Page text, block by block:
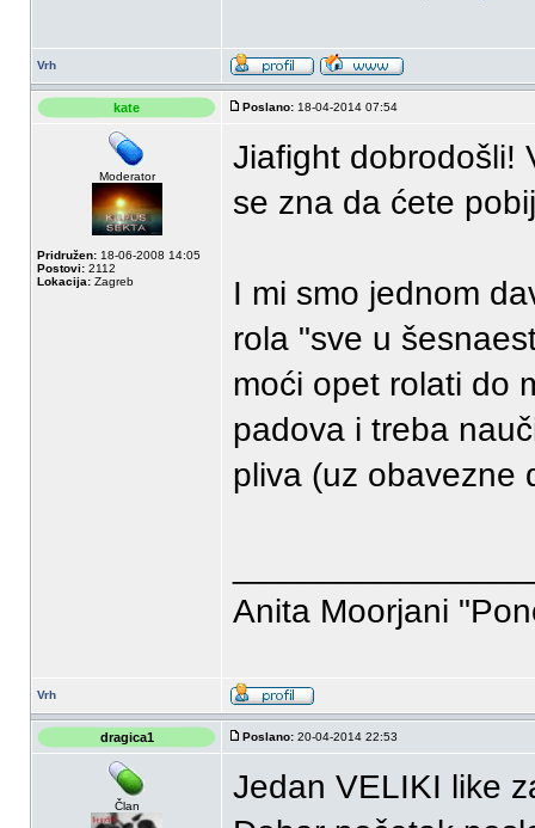
Vrh
kate Poslano: 18-04-2014 07:54
Moderator
Pridružen: 18-06-2008 14:05
Postovi: 2112
Lokacija: Zagreb
Jiafight dobrodošli!
se zna da ćete
I mi smo jednom
rola "sve u
moći opet rolati do
padova i treba
pliva (uz obavezne
Anita Moorjani
Vrh
dragica1 Poslano: 20-04-2014 22:53
Član
Jedan VELIKI like